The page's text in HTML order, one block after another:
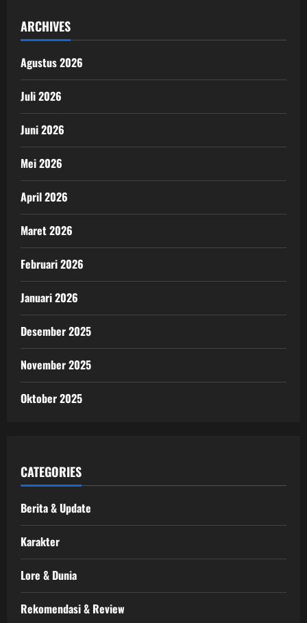
ARCHIVES
Agustus 2026
Juli 2026
Juni 2026
Mei 2026
April 2026
Maret 2026
Februari 2026
Januari 2026
Desember 2025
November 2025
Oktober 2025
CATEGORIES
Berita & Update
Karakter
Lore & Dunia
Rekomendasi & Review